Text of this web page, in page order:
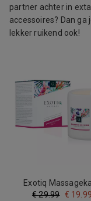
partner achter in
accessoires? Dan ga
lekker ruikend ook!
Exotiq
Bamboe Orchideeën
€ 29.99 € 19.99